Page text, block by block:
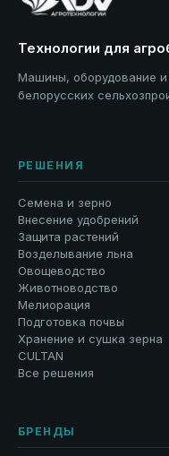
Технологии для
Машины, оборудование
белорусских
РЕШЕНИЯ
Семена и зерно
Внесение удобрений
Защита растений
Возделывание льна
Овощеводство
Животноводство
Мелиорация
Подготовка почвы
Хранение и сушка зерна
CULTAN
Все решения
БРЕНДЫ